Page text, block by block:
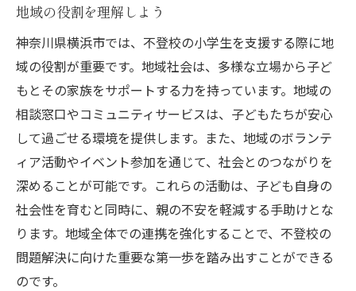
個別対応プログラムの利点
親子セッションの活用事例
地域カウンセリングの利用方法
プログラム参加者の声
期待される成果と具体例
不登校の小学生に対する家庭での具体的なサポ
ート方法
日常生活でのサポート方法
学習環境の整備と工夫
地域の役割を理解しよう
神奈川県横浜市では、不登校の小学生を支援する際に地
域の役割が重要です。地域社会は、多様な立場から子ど
もとその家族をサポートする力を持っています。地域の
相談窓口やコミュニティサービスは、子どもたちが安心
して過ごせる環境を提供します。また、地域のボランテ
ィア活動やイベント参加を通じて、社会とのつながりを
深めることが可能です。これらの活動は、子ども自身の
社会性を育むと同時に、親の不安を軽減する手助けとな
ります。地域全体での連携を強化することで、不登校の
問題解決に向けた重要な第一歩を踏み出すことができる
のです。